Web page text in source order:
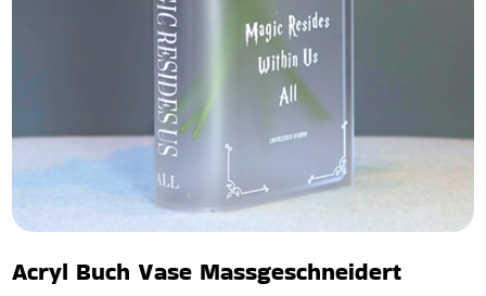
Acryl Buch Vase Massgeschneidert